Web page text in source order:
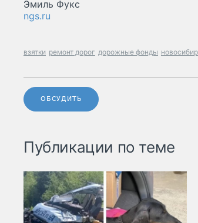
Эмиль Фукс
ngs.ru
взятки ремонт дорог дорожные фонды
ОБСУДИТЬ
Публикации по теме